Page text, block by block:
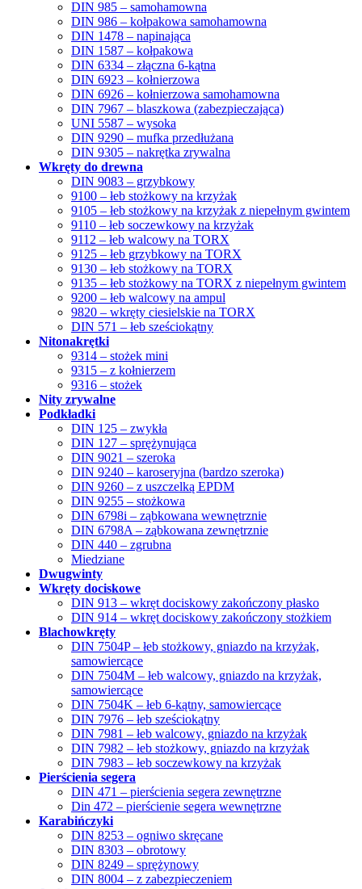
DIN 985 – samohamowna
DIN 986 – kołpakowa samohamowna
DIN 1478 – napinająca
DIN 1587 – kołpakowa
DIN 6334 – złączna 6-kątna
DIN 6923 – kołnierzowa
DIN 6926 – kołnierzowa samohamowna
DIN 7967 – blaszkowa (zabezpieczająca)
UNI 5587 – wysoka
DIN 9290 – mufka przedłużana
DIN 9305 – nakrętka zrywalna
Wkręty do drewna
DIN 9083 – grzybkowy
9100 – łeb stożkowy na krzyżak
9105 – łeb stożkowy na krzyżak z niepełnym gwintem
9110 – łeb soczewkowy na krzyżak
9112 – łeb walcowy na TORX
9125 – łeb grzybkowy na TORX
9130 – łeb stożkowy na TORX
9135 – łeb stożkowy na TORX z niepełnym gwintem
9200 – łeb walcowy na ampul
9820 – wkręty ciesielskie na TORX
DIN 571 – łeb sześciokątny
Nitonakrętki
9314 – stożek mini
9315 – z kołnierzem
9316 – stożek
Nity zrywalne
Podkładki
DIN 125 – zwykła
DIN 127 – sprężynująca
DIN 9021 – szeroka
DIN 9240 – karoseryjna (bardzo szeroka)
DIN 9260 – z uszczelką EPDM
DIN 9255 – stożkowa
DIN 6798i – ząbkowana wewnętrznie
DIN 6798A – ząbkowana zewnętrznie
DIN 440 – zgrubna
Miedziane
Dwugwinty
Wkręty dociskowe
DIN 913 – wkręt dociskowy zakończony płasko
DIN 914 – wkręt dociskowy zakończony stożkiem
Blachowkręty
DIN 7504P – łeb stożkowy, gniazdo na krzyżak,
samowiercące
DIN 7504M – łeb walcowy, gniazdo na krzyżak,
samowiercące
DIN 7504K – łeb 6-kątny, samowiercące
DIN 7976 – łeb sześciokątny
DIN 7981 – łeb walcowy, gniazdo na krzyżak
DIN 7982 – łeb stożkowy, gniazdo na krzyżak
DIN 7983 – łeb soczewkowy na krzyżak
Pierścienia segera
DIN 471 – pierścienia segera zewnętrzne
Din 472 – pierścienie segera wewnętrzne
Karabińczyki
DIN 8253 – ogniwo skręcane
DIN 8303 – obrotowy
DIN 8249 – sprężynowy
DIN 8004 – z zabezpieczeniem